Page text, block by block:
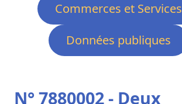
Commerces et Services
Données publiques
N° 7880002 - Deux